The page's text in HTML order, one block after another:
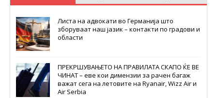
Листа на адвокати во Германија што
зборуваат наш јазик – контакти по градови и
области
ПРЕКРШУВАЊЕТО НА ПРАВИЛАТА СКАПО ЌЕ ВЕ
ЧИНАТ – еве кои димензии за рачен багаж
важат сега на летовите на Ryanair, Wizz Air и
Air Serbia